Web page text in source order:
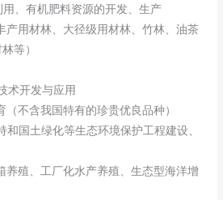
用、有机肥料资源的开发、生产
产用材林、大径级用材林、竹林、油茶
等）
术开发与应用
不含我国特有的珍贵优良品种）
和国土绿化等生态环境保护工程建设、
养殖、工厂化水产养殖、生态型海洋增